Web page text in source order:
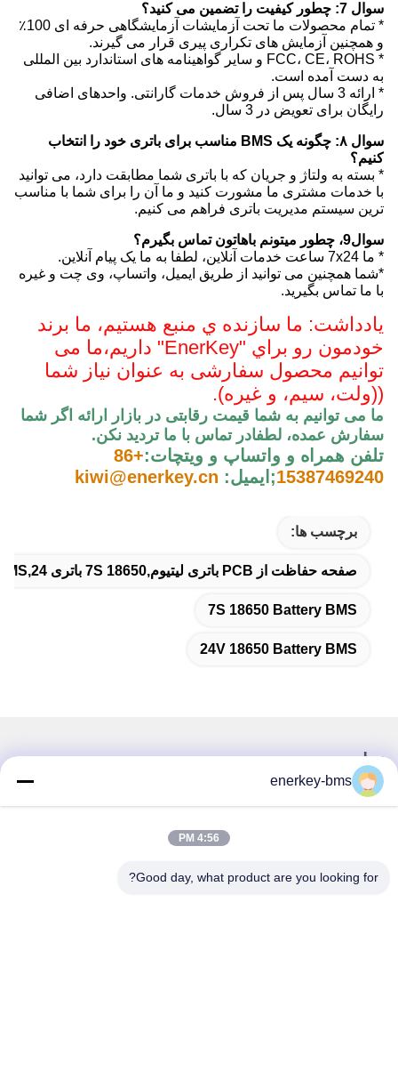
سوال 7: چطور کیفیت را تضمین می کنید؟
* تمام محصولات ما تحت آزمایشات آزمایشگاهی حرفه ای 100٪
و همچنین آزمایش های تکراری پیری قرار می گیرند.
* FCC، CE، ROHS و سایر گواهینامه های استاندارد بین المللی
به دست آمده است.
* ارائه 3 سال پس از فروش خدمات گارانتی. واحدهای اضافی
رایگان برای تعویض در 3 سال.
سوال ۸: چگونه یک BMS مناسب برای باتری خود را انتخاب
کنیم؟
* بسته به ولتاژ و جریان که با باتری شما مطابقت دارد، می توانید
با خدمات مشتری ما مشورت کنید و ما آن را برای شما با مناسب
ترین سیستم مدیریت باتری فراهم می کنیم.
سوال9، چطور ميتونم باهاتون تماس بگيرم؟
* ما 7x24 ساعت خدمات آنلاین، لطفا به ما یک پیام آنلاین.
*شما همچنین می توانید از طریق ایمیل، واتساپ، وی چت و غیره
با ما تماس بگیرید.
يادداشت: ما سازنده ي منبع هستيم، ما برند
خودمون رو براي "EnerKey" داريم،
ما می
توانیم محصول سفارشی به عنوان نیاز شما
((ولت، سیم، و غیره).
ما می توانیم به شما قیمت رقابتی در بازار ارائه اگر شما
سفارش عمده، لطفادر تماس با ما ترديد نکن.
تلفن همراه و واتساپ و ويتچات:
+86
15387469240
; ایمیل: kiwi@enerkey.cn
برچسب ها:
صفحه حفاظت از PCB باتری لیتیوم,7S 18650 باتری BMS,24 ولت 18650 باتری BMS
7S 18650 Battery BMS
24V 18650 Battery BMS
تماس سریع
آدرس
منطقه A، طبقه 9، ساختمان G، پارک صنعتی گوانچنگ با کربن
پایین، جامعه شانگکون، خیابان گونگ مینگ، منطقه گوانگ مینگ،
enerkey-bms
4:56 PM
Good day, what product are you looking for?